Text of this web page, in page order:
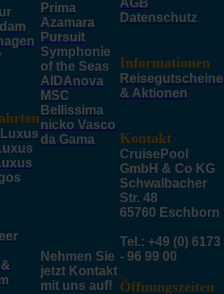
Prima
Azamara
Pursuit
Symphonie
of the Seas
AIDAnova
MSC
Bellissima
nicko Vasco
da Gama
Nehmen Sie
jetzt Kontakt
mit uns auf!
AGB
Datenschutz
Informationen
Reisegutscheine
& Aktionen
Kontakt
CruisePool
GmbH & Co KG
Schwalbacher
Str. 48
65760 Eschborn
Tel.: +49 (0) 6173
- 96 99 00
Öffnungszeiten